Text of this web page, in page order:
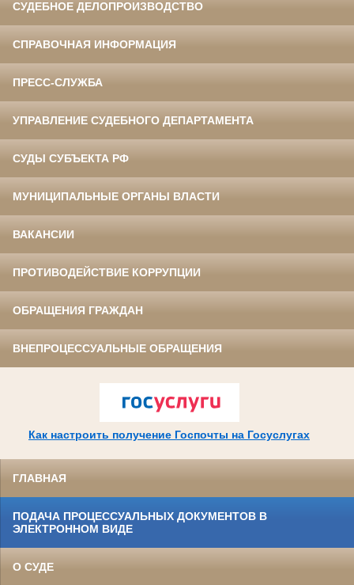
СУДЕБНОЕ ДЕЛОПРОИЗВОДСТВО
СПРАВОЧНАЯ ИНФОРМАЦИЯ
ПРЕСС-СЛУЖБА
УПРАВЛЕНИЕ СУДЕБНОГО ДЕПАРТАМЕНТА
СУДЫ СУБЪЕКТА РФ
МУНИЦИПАЛЬНЫЕ ОРГАНЫ ВЛАСТИ
ВАКАНСИИ
ПРОТИВОДЕЙСТВИЕ КОРРУПЦИИ
ОБРАЩЕНИЯ ГРАЖДАН
ВНЕПРОЦЕССУАЛЬНЫЕ ОБРАЩЕНИЯ
Как настроить получение Госпочты на Госуслугах
ГЛАВНАЯ
ПОДАЧА ПРОЦЕССУАЛЬНЫХ ДОКУМЕНТОВ В
ЭЛЕКТРОННОМ ВИДЕ
О СУДЕ